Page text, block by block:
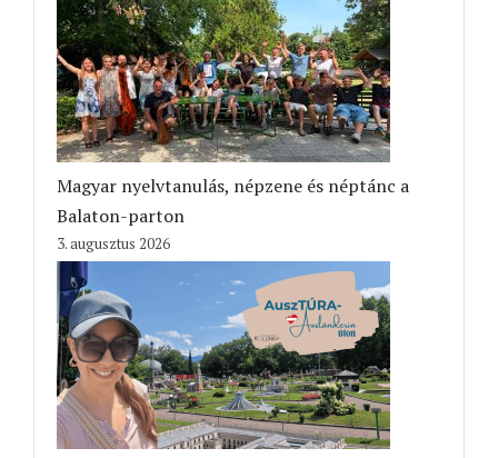
Magyar nyelvtanulás, népzene és néptánc a
Balaton-parton
3. augusztus 2026